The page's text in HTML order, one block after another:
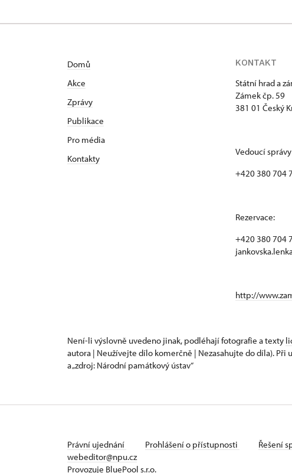
Domů
Akce
Zprávy
Publikace
Pro média
Kontakty
KONTAKT
Státní hrad a
Zámek čp. 59
381 01 Český
Vedoucí
+420 380 704
Rezervace:
+420 380 704
http://
Není-li výslovně uvedeno jinak, podléhají fotografie a texty
autora | Neužívejte dílo komerčně | Nezasahujte do díla). Při
a „zdroj: Národní památkový ústav“
Právní ujednání Prohlášení o přístupnosti Řešení
webeditor@npu.cz
Provozuje BluePool s.r.o.